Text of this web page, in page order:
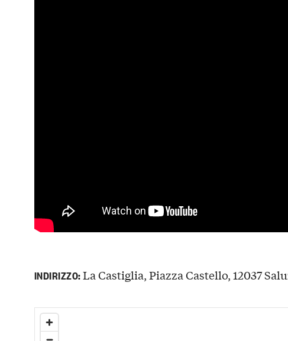
INDIRIZZO:La Castiglia, Piazza Castello, 12037